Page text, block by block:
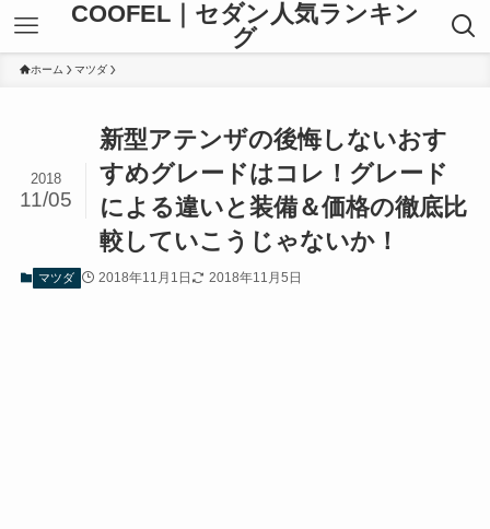
COOFEL｜セダン人気ランキン
グ
ホーム マツダ
新型アテンザの後悔しないおす
すめグレードはコレ！グレード
による違いと装備＆価格の徹底比
較していこうじゃないか！
2018
11/05
マツダ 2018年11月1日 2018年11月5日